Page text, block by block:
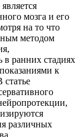
мозга и его
на то что
методом
в ранних стадиях
к
различных